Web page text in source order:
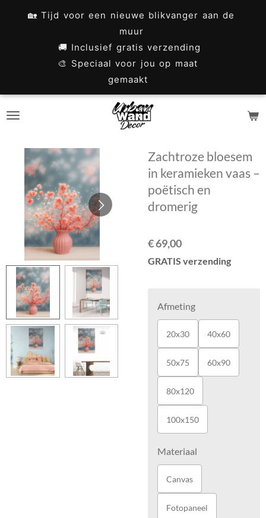
🏡 Tijd voor een nieuwe blikvanger aan de
muur
🚚 Inclusief gratis verzending
🎨 Speciaal voor jou op maat
gemaakt
Zachtroze bloesem
in keramieken vaas –
poëtisch en
dromerig
€ 69,00
GRATIS verzending
Afmeting
20x30 40x60
50x75 60x90
80x120
100x150
Materiaal
Canvas
Fotopaneel